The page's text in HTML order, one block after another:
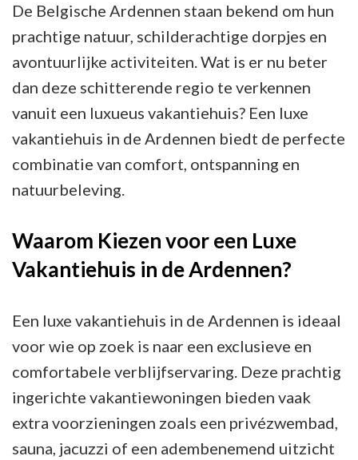
De Belgische Ardennen staan bekend om hun
prachtige natuur, schilderachtige dorpjes en
avontuurlijke activiteiten. Wat is er nu beter
dan deze schitterende regio te verkennen
vanuit een luxueus vakantiehuis? Een luxe
vakantiehuis in de Ardennen biedt de perfecte
combinatie van comfort, ontspanning en
natuurbeleving.
Waarom Kiezen voor een Luxe
Vakantiehuis in de Ardennen?
Een luxe vakantiehuis in de Ardennen is ideaal
voor wie op zoek is naar een exclusieve en
comfortabele verblijfservaring. Deze prachtig
ingerichte vakantiewoningen bieden vaak
extra voorzieningen zoals een privézwembad,
sauna, jacuzzi of een adembenemend uitzicht